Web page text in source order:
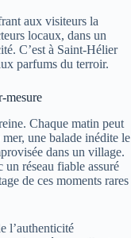
aux visiteurs la
locaux, dans un
C’est à Saint-Hélier
parfums du terroir.
mesure
Chaque matin peut
une balade inédite le
dans un village.
un réseau fiable assuré
de ces moments rares
l’authenticité